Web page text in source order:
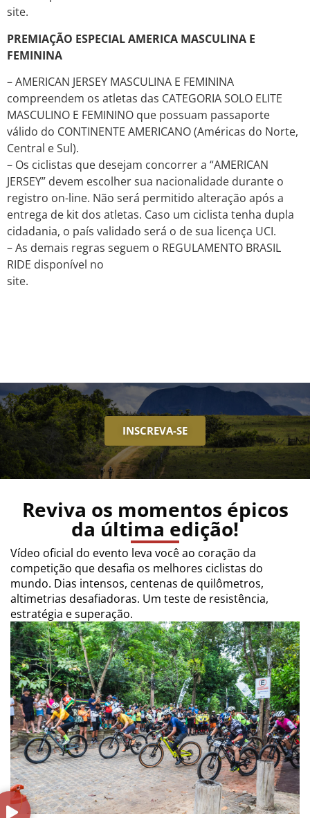
site.
PREMIAÇÃO ESPECIAL AMERICA MASCULINA E
FEMININA
– AMERICAN JERSEY MASCULINA E FEMININA
compreendem os atletas das CATEGORIA SOLO ELITE
MASCULINO E FEMININO que possuam passaporte
válido do CONTINENTE AMERICANO (Américas do Norte,
Central e Sul).
– Os ciclistas que desejam concorrer a “AMERICAN
JERSEY” devem escolher sua nacionalidade durante o
registro on-line. Não será permitido alteração após a
entrega de kit dos atletas. Caso um ciclista tenha dupla
cidadania, o país validado será o de sua licença UCI.
– As demais regras seguem o REGULAMENTO BRASIL
RIDE disponível no
site.
INSCREVA-SE
Reviva os momentos épicos
da última edição!
Vídeo oficial do evento leva você ao coração da
competição que desafia os melhores ciclistas do
mundo. Dias intensos, centenas de quilômetros,
altimetrias desafiadoras. Um teste de resistência,
estratégia e superação.